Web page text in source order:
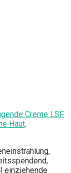
Creme LSF
Haut,
einziehende